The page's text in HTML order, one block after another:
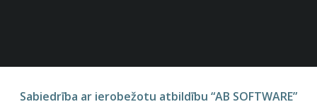
Sabiedrība ar ierobežotu atbildību “AB SOFTWARE”